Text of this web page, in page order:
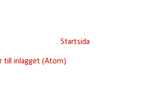
Startsida
till inlägget (Atom)